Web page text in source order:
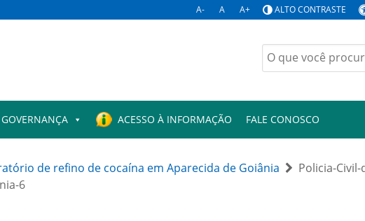
A- A A+ ALTO CONTRASTE
Buscar
por:
GOVERNANÇA ACESSO À INFORMAÇÃO FALE CONOSCO
de refino de cocaína em Aparecida de Goiânia
Policia-
6